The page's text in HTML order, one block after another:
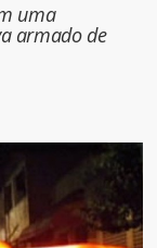
uma
armado de